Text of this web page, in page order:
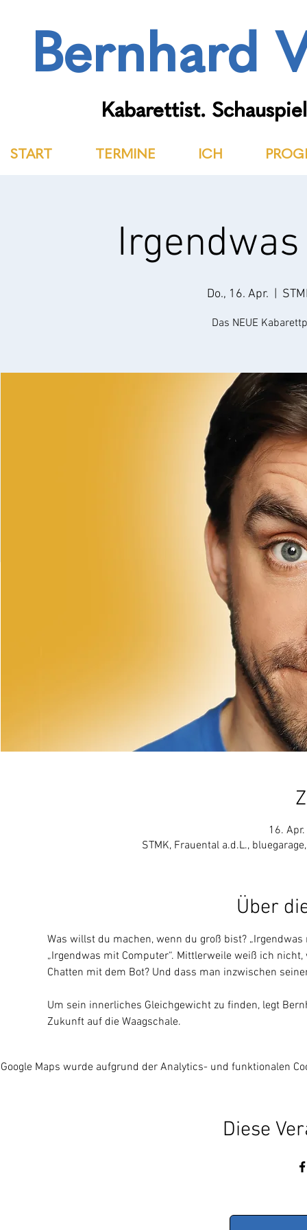
Bernhard
Kabarettist.
START TERMINE ICH
Do., 16. Apr.
Das NEUE
16.
STMK, Frauental a.d.L.,
Über
Was willst du machen, wenn du groß bist?
„Irgendwas mit Computer“. Mittlerweile weiß ich
Chatten mit dem Bot? Und dass man inzwischen
Um sein innerliches Gleichgewicht zu finden, legt
Zukunft auf die Waagschale.
Google Maps wurde aufgrund der Analytics- und funktionalen
Diese